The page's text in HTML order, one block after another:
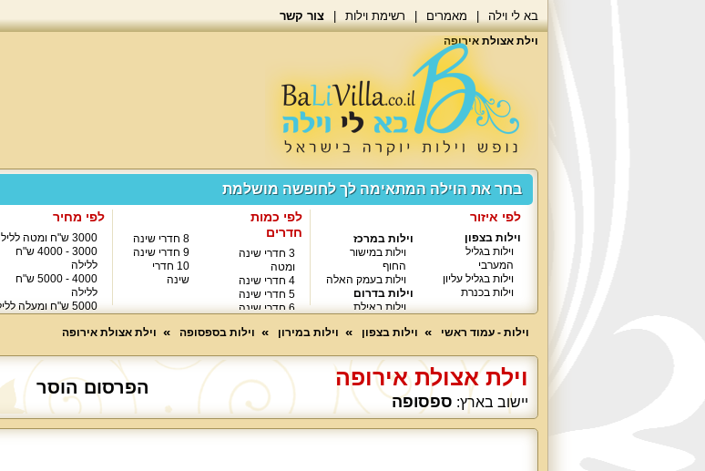
בא לי וילה מאמרים רשימת וילות צור קשר
וילת אצולת אירופה
בחר את הוילה המתאימה לך לחופשה מושלמת
לפי איזור
וילות בצפון
וילות בגליל
המערבי
וילות בגליל עליון
וילות בכנרת
וילות במרכז
וילות במישור
החוף
וילות בעמק האלה
וילות בדרום
וילות באילת
לפי כמות
חדרים
3 חדרי שינה
ומטה
4 חדרי שינה
5 חדרי שינה
6 חדרי שינה
8 חדרי שינה
9 חדרי שינה
10 חדרי
שינה
לפי מחיר
3000 ש"ח ומטה ללילה
3000 - 4000 ש"ח
ללילה
4000 - 5000 ש"ח
ללילה
5000 ש"ח ומעלה ללילה
וילות - עמוד ראשי
וילות בצפון וילות במירון וילות בספסופה וילת אצולת אירופה
וילת אצולת אירופה
יישוב בארץ: ספסופה
הפרסום הוסר